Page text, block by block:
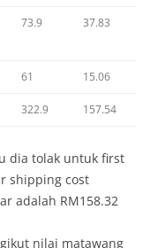
73.9 37.83
61 15.06
322.9 157.54
dia tolak untuk first
shipping cost
adalah RM158.32
nilai matawang